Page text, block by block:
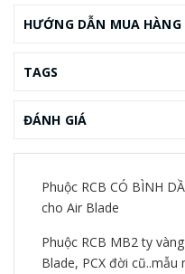
HƯỚNG DẪN MUA
TAGS
ĐÁNH GIÁ
Phuộc RCB CÓ BÌNH
cho Air Blade
Phuộc RCB MB2 ty
Blade, PCX đời